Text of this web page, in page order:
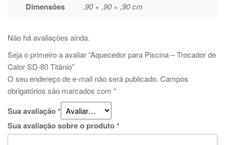
Dimensões ,90 × ,90 × ,90 cm
Não há avaliações ainda.
Seja o primeiro a avaliar “Aquecedor para Piscina – Trocador de
Calor SD-80 Titânio”
O seu endereço de e-mail não será publicado. Campos
obrigatórios são marcados com *
Sua avaliação*
Sua avaliação sobre o produto*